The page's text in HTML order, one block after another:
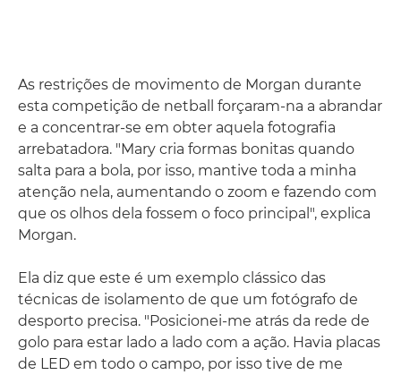
As restrições de movimento de Morgan durante
esta competição de netball forçaram-na a abrandar
e a concentrar-se em obter aquela fotografia
arrebatadora. "Mary cria formas bonitas quando
salta para a bola, por isso, mantive toda a minha
atenção nela, aumentando o zoom e fazendo com
que os olhos dela fossem o foco principal", explica
Morgan.
Ela diz que este é um exemplo clássico das
técnicas de isolamento de que um fotógrafo de
desporto precisa. "Posicionei-me atrás da rede de
golo para estar lado a lado com a ação. Havia placas
de LED em todo o campo, por isso tive de me